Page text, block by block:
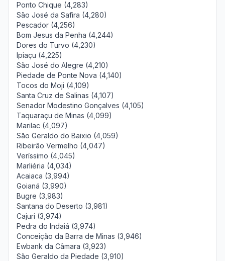
Ponto Chique (4,283)
São José da Safira (4,280)
Pescador (4,256)
Bom Jesus da Penha (4,244)
Dores do Turvo (4,230)
Ipiaçu (4,225)
São José do Alegre (4,210)
Piedade de Ponte Nova (4,140)
Tocos do Moji (4,109)
Santa Cruz de Salinas (4,107)
Senador Modestino Gonçalves (4,105)
Taquaraçu de Minas (4,099)
Marilac (4,097)
São Geraldo do Baixio (4,059)
Ribeirão Vermelho (4,047)
Veríssimo (4,045)
Marliéria (4,034)
Acaiaca (3,994)
Goianá (3,990)
Bugre (3,983)
Santana do Deserto (3,981)
Cajuri (3,974)
Pedra do Indaiá (3,974)
Conceição da Barra de Minas (3,946)
Ewbank da Câmara (3,923)
São Geraldo da Piedade (3,910)